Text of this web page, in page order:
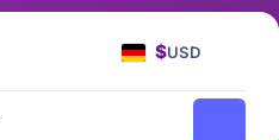
$USD